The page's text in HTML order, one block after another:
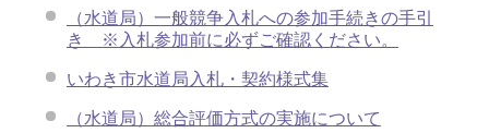
（水道局）一般競争入札への参加手続きの手引
き ※入札参加前に必ずご確認ください。
いわき市水道局入札・契約様式集
（水道局）総合評価方式の実施について